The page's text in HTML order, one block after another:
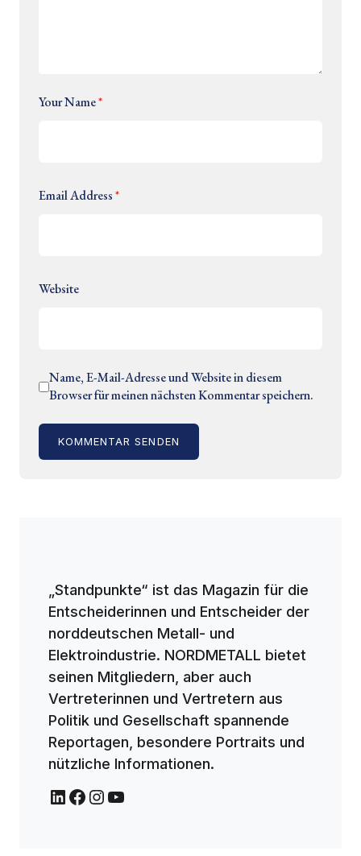
Your Name*
Email Address*
Website
Name, E-Mail-Adresse und Website in diesem
Browser für meinen nächsten Kommentar speichern.
KOMMENTAR SENDEN
„Standpunkte“ ist das Magazin für die
Entscheiderinnen und Entscheider der
norddeutschen Metall- und
Elektroindustrie. NORDMETALL bietet
seinen Mitgliedern, aber auch
Vertreterinnen und Vertretern aus
Politik und Gesellschaft spannende
Reportagen, besondere Portraits und
nützliche Informationen.